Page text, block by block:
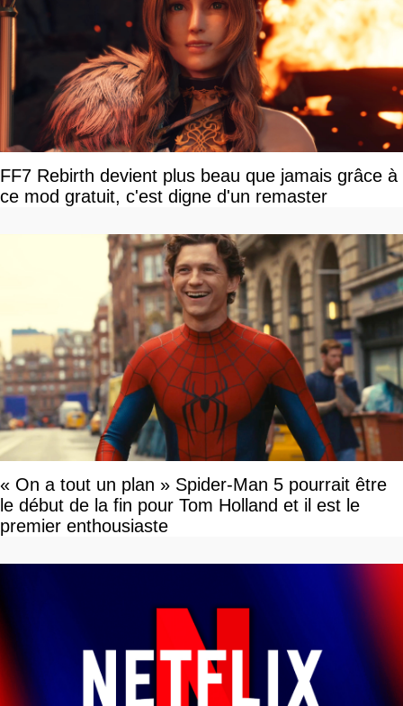
FF7 Rebirth devient plus beau que jamais grâce à
ce mod gratuit, c'est digne d'un remaster
« On a tout un plan » Spider-Man 5 pourrait être
le début de la fin pour Tom Holland et il est le
premier enthousiaste